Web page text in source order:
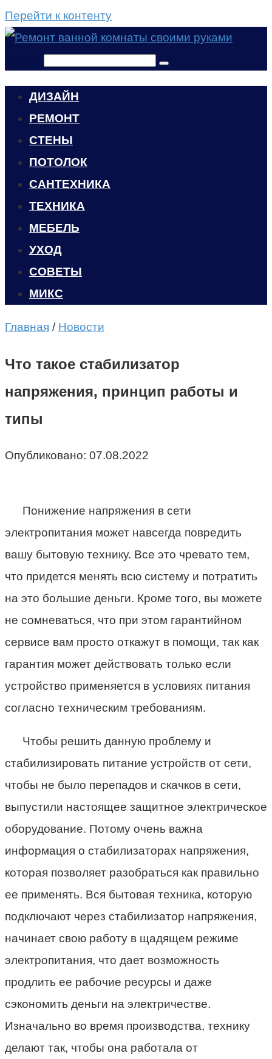
Перейти к контенту
ДИЗАЙН
РЕМОНТ
СТЕНЫ
ПОТОЛОК
САНТЕХНИКА
ТЕХНИКА
МЕБЕЛЬ
УХОД
CОВЕТЫ
МИКС
Главная / Новости
Что такое стабилизатор
напряжения, принцип работы и
типы
Опубликовано: 07.08.2022
Понижение напряжения в сети
электропитания может навсегда повредить
вашу бытовую технику. Все это чревато тем,
что придется менять всю систему и потратить
на это большие деньги. Кроме того, вы можете
не сомневаться, что при этом гарантийном
сервисе вам просто откажут в помощи, так как
гарантия может действовать только если
устройство применяется в условиях питания
согласно техническим требованиям.
Чтобы решить данную проблему и
стабилизировать питание устройств от сети,
чтобы не было перепадов и скачков в сети,
выпустили настоящее защитное электрическое
оборудование. Потому очень важна
информация о стабилизаторах напряжения,
которая позволяет разобраться как правильно
ее применять. Вся бытовая техника, которую
подключают через стабилизатор напряжения,
начинает свою работу в щадящем режиме
электропитания, что дает возможность
продлить ее рабочие ресурсы и даже
сэкономить деньги на электричестве.
Изначально во время производства, технику
делают так, чтобы она работала от